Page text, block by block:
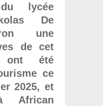
lycée
De
une
de cet
ont été
ce
2025, et
African